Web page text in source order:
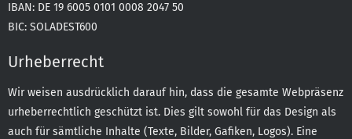
IBAN: DE 19 6005 0101 0008 2047 50
BIC: SOLADEST600
Urheberrecht
Wir weisen ausdrücklich darauf hin, dass die gesamte Webpräsenz
urheberrechtlich geschützt ist. Dies gilt sowohl für das Design als
auch für sämtliche Inhalte (Texte, Bilder, Gafiken, Logos). Eine